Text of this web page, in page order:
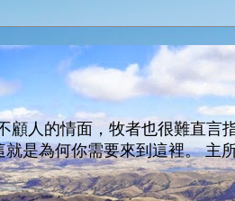
人的情面，牧者也很難直
是為何你需要來到這裡。